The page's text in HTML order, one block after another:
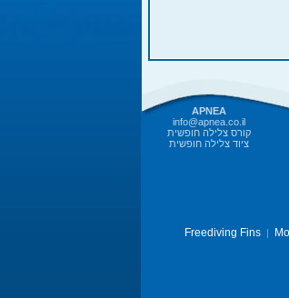
APNEA
info@apnea.co.il
קורס צלילה חופשית
ציוד צלילה חופשית
Freediving Fins|